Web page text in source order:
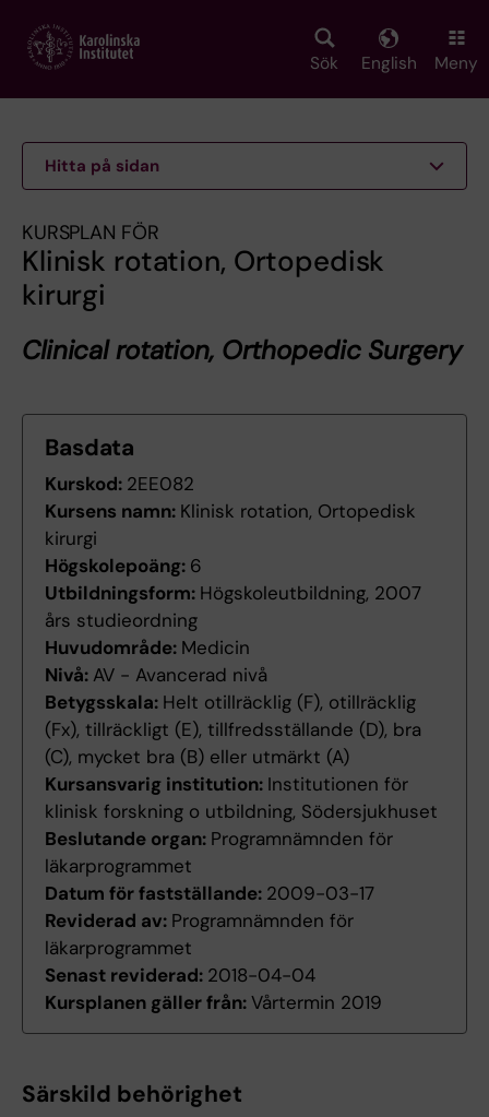
main
Sök English Meny
Hitta på sidan
KURSPLAN FÖR
Klinisk rotation, Ortopedisk
kirurgi
Clinical rotation, Orthopedic Surgery
Basdata
Kurskod: 2EE082
Kursens namn: Klinisk rotation, Ortopedisk
kirurgi
Högskolepoäng: 6
Utbildningsform: Högskoleutbildning, 2007
års studieordning
Huvudområde: Medicin
Nivå: AV - Avancerad nivå
Betygsskala: Helt otillräcklig (F), otillräcklig
(Fx), tillräckligt (E), tillfredsställande (D), bra
(C), mycket bra (B) eller utmärkt (A)
Kursansvarig institution: Institutionen för
klinisk forskning o utbildning, Södersjukhuset
Beslutande organ: Programnämnden för
läkarprogrammet
Datum för fastställande: 2009-03-17
Reviderad av: Programnämnden för
läkarprogrammet
Senast reviderad: 2018-04-04
Kursplanen gäller från:Vårtermin 2019
Särskild behörighet